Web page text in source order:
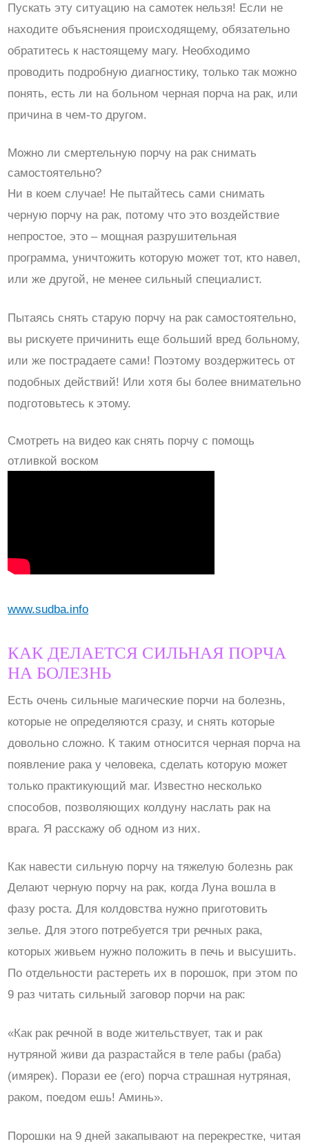
Пускать эту ситуацию на самотек нельзя! Если не
находите объяснения происходящему, обязательно
обратитесь к настоящему магу. Необходимо
проводить подробную диагностику, только так можно
понять, есть ли на больном черная порча на рак, или
причина в чем-то другом.
Можно ли смертельную порчу на рак снимать
самостоятельно?
Ни в коем случае! Не пытайтесь сами снимать
черную порчу на рак, потому что это воздействие
непростое, это – мощная разрушительная
программа, уничтожить которую может тот, кто навел,
или же другой, не менее сильный специалист.
Пытаясь снять старую порчу на рак самостоятельно,
вы рискуете причинить еще больший вред больному,
или же пострадаете сами! Поэтому воздержитесь от
подобных действий! Или хотя бы более внимательно
подготовьтесь к этому.
Смотреть на видео как снять порчу с помощь
отливкой воском
www.sudba.info
КАК ДЕЛАЕТСЯ СИЛЬНАЯ ПОРЧА
НА БОЛЕЗНЬ
Есть очень сильные магические порчи на болезнь,
которые не определяются сразу, и снять которые
довольно сложно. К таким относится черная порча на
появление рака у человека, сделать которую может
только практикующий маг. Известно несколько
способов, позволяющих колдуну наслать рак на
врага. Я расскажу об одном из них.
Как навести сильную порчу на тяжелую болезнь рак
Делают черную порчу на рак, когда Луна вошла в
фазу роста. Для колдовства нужно приготовить
зелье. Для этого потребуется три речных рака,
которых живьем нужно положить в печь и высушить.
По отдельности растереть их в порошок, при этом по
9 раз читать сильный заговор порчи на рак:
«Как рак речной в воде жительствует, так и рак
нутряной живи да разрастайся в теле рабы (раба)
(имярек). Порази ее (его) порча страшная нутряная,
раком, поедом ешь! Аминь».
Порошки на 9 дней закапывают на перекрестке, читая